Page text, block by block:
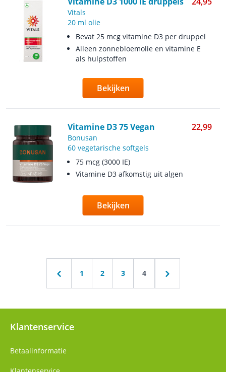
Vitals
20 ml olie
Bevat 25 mcg vitamine D3 per druppel
Alleen zonnebloemolie en vitamine E
als hulpstoffen
Bekijken
Vitamine D3 75 Vegan 22,99
Bonusan
60 vegetarische softgels
75 mcg (3000 IE)
Vitamine D3 afkomstig uit algen
Bekijken
1 2 3 4
Klantenservice
Betaalinformatie